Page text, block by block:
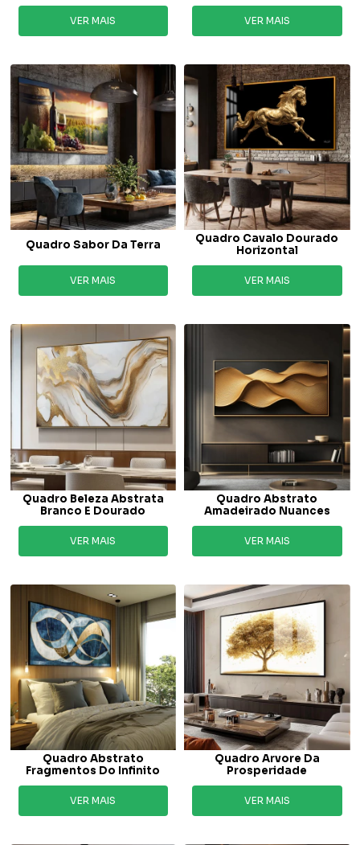
VER MAIS VER MAIS
Quadro Sabor Da Terra
VER MAIS
Quadro Cavalo Dourado
Horizontal
VER MAIS
Quadro Beleza Abstrata
Branco E Dourado
VER MAIS
Quadro Abstrato
Amadeirado Nuances
VER MAIS
Quadro Abstrato
Fragmentos Do Infinito
VER MAIS
Quadro Arvore Da
Prosperidade
VER MAIS